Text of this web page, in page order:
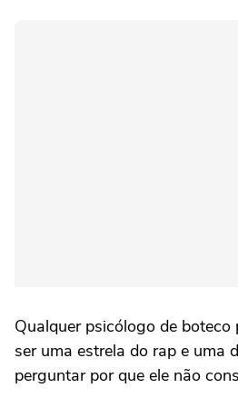
Qualquer psicólogo de
ser uma estrela do rap e uma
perguntar por que ele não